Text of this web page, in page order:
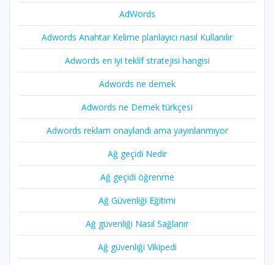
AdWords
Adwords Anahtar Kelime planlayıcı nasıl Kullanılır
Adwords en iyi teklif stratejisi hangisi
Adwords ne demek
Adwords ne Demek türkçesi
Adwords reklam onaylandi ama yayınlanmıyor
Ağ geçidi Nedir
Ağ geçidi öğrenme
Ağ Güvenliği Eğitimi
Ağ güvenliği Nasıl Sağlanır
Ağ güvenliği Vikipedi